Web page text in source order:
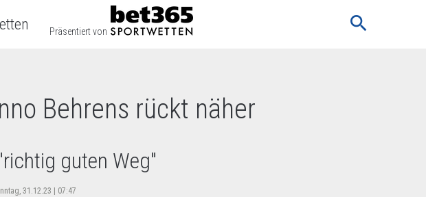
Präsentiert von search
Behrens rückt näher
guten Weg"
31.12.23 | 07:47